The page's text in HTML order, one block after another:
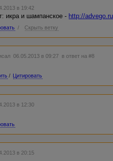
в 19:42
икра и шампанское - http://
/ Скрыть ветку
06.05.2013 в 09:27 в ответ на #8
/ Цитировать
в 12:30
в 20:15